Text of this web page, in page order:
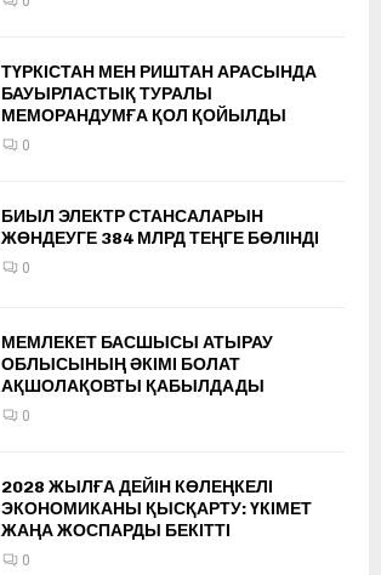
ТҮРКІСТАН МЕН РИШТАН АРАСЫНДА
БАУЫРЛАСТЫҚ ТУРАЛЫ
МЕМОРАНДУМҒА ҚОЛ ҚОЙЫЛДЫ
0
БИЫЛ ЭЛЕКТР СТАНСАЛАРЫН
ЖӨНДЕУГЕ 384 МЛРД ТЕҢГЕ БӨЛІНДІ
0
МЕМЛЕКЕТ БАСШЫСЫ АТЫРАУ
ОБЛЫСЫНЫҢ ӘКІМІ БОЛАТ
АҚШОЛАҚОВТЫ ҚАБЫЛДАДЫ
0
2028 ЖЫЛҒА ДЕЙІН КӨЛЕҢКЕЛІ
ЭКОНОМИКАНЫ ҚЫСҚАРТУ: ҮКІМЕТ
ЖАҢА ЖОСПАРДЫ БЕКІТТІ
0